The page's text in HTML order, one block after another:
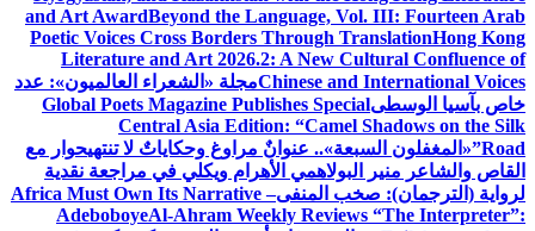
and Art AwardBeyond the Language, Vol. III: Fourteen Arab
Poetic Voices Cross Borders Through TranslationHong Kong
Literature and Art 2026.2: A New Cultural Confluence of
Chinese and International Voicesمجلة «الشعراء العالميون»: عدد
خاص بآسيا الوسطىGlobal Poets Magazine Publishes Special
Central Asia Edition: “Camel Shadows on the Silk
Road” «المغفلون السبعة».. عنوانٌ مراوغ وحكاياتٌ لا تنتهيحوار مع
القاص والشاعر منير البولاهمي الأهرام ويكلي في مراجعة نقدية
لرواية (الترجمان): صخب المنفىAfrica Must Own Its Narrative –
AdeboboyeAl-Ahram Weekly Reviews “The Interpreter”: